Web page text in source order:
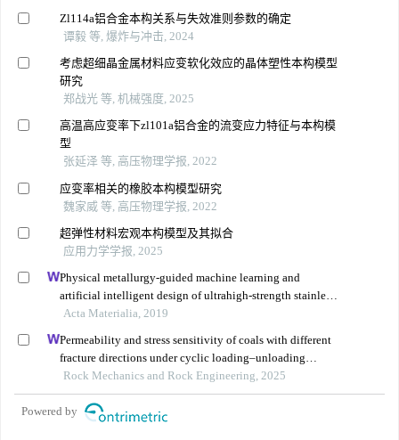
Zl114a铝合金本构关系与失效准则参数的确定
谭毅 等, 爆炸与冲击, 2024
考虑超细晶金属材料应变软化效应的晶体塑性本构模型
研究
郑战光 等, 机械强度, 2025
高温高应变率下zl101a铝合金的流变应力特征与本构模
型
张延泽 等, 高压物理学报, 2022
应变率相关的橡胶本构模型研究
魏家威 等, 高压物理学报, 2022
超弹性材料宏观本构模型及其拟合
应用力学学报, 2025
Physical metallurgy-guided machine learning and
artificial intelligent design of ultrahigh-strength stainless
steel
Acta Materialia, 2019
Permeability and stress sensitivity of coals with different
fracture directions under cyclic loading–unloading
conditions: a case study of the xutuan coal mine in
huaibei coalfield, china
Rock Mechanics and Rock Engineering, 2025
Powered by